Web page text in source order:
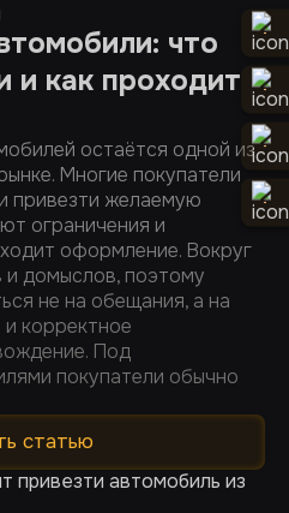
что
и как проходит
остаётся одной из
Многие покупатели
привезти желаемую
ограничения и
оформление. Вокруг
и домыслов, поэтому
не на обещания, а на
корректное
Под
покупатели обычно
статью